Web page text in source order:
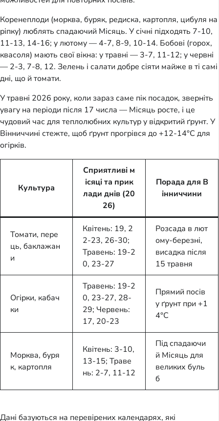
Коренеплоди (морква, буряк, редиска, картопля, цибуля на
ріпку) люблять спадаючий Місяць. У січні підходять 7-10,
11-13, 14-16; у лютому — 4-7, 8-9, 10-14. Бобові (горох,
квасоля) мають свої вікна: у травні — 3-7, 11-12; у червні
— 2-3, 7-8, 12. Зелень і салати добре сіяти майже в ті самі
дні, що й томати.
У травні 2026 року, коли зараз саме пік посадок, зверніть
увагу на періоди після 17 числа — Місяць росте, і це
чудовий час для теплолюбних культур у відкритий ґрунт. У
Вінниччині стежте, щоб ґрунт прогрівся до +12-14°C для
огірків.
Культура
Сприятливі м
ісяці та прик
лади днів (20
26)
Порада для В
інниччини
Томати, пере
ць, баклажан
и
Квітень: 19, 2
2-23, 26-30;
Травень: 19-2
0, 23-27
Розсада в лют
ому-березні,
висадка після
15 травня
Огірки, кабач
ки
Травень: 19-2
0, 23-27, 28-
29; Червень:
17, 20-23
Прямий посів
у ґрунт при +1
4°C
Морква, буря
к, картопля
Квітень: 3-10,
13-15; Траве
нь: 2-7, 11-12
Під спадаючи
й Місяць для
великих буль
б
Дані базуються на перевірених календарях, які